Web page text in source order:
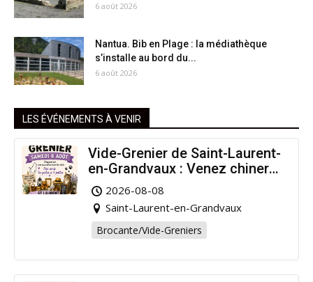
6 août 2026
Nantua. Bib en Plage : la médiathèque
s’installe au bord du...
6 août 2026
LES ÉVÉNEMENTS À VENIR
Vide-Grenier de Saint-Laurent-
en-Grandvaux : Venez chiner
pour la bonne cause !
2026-08-08
Saint-Laurent-en-Grandvaux
Brocante/Vide-Greniers